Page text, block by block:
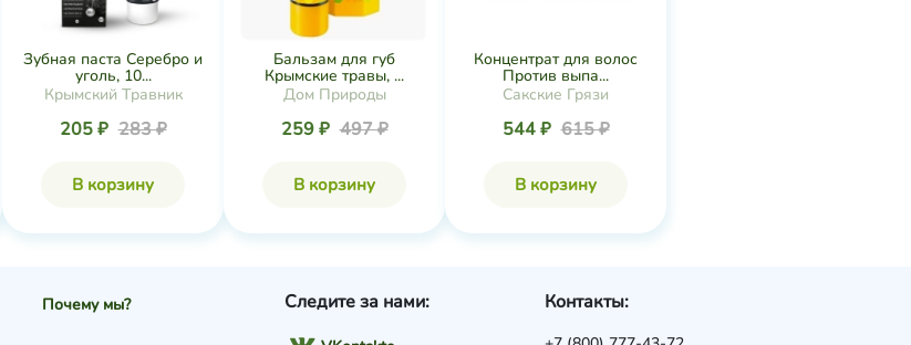
Зубная паста Серебро и
уголь, 10...
Крымский Травник
205 ₽ 283 ₽
В корзину
Бальзам для губ
Крымские травы, ...
Дом Природы
259 ₽ 497 ₽
В корзину
Концентрат для волос
Против выпа...
Сакские Грязи
544 ₽ 615 ₽
В корзину
Почему мы? Следите за нами: Контакты: